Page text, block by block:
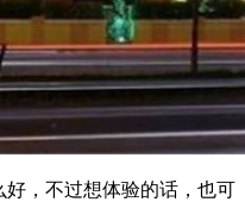
，不过想体验的话，也可